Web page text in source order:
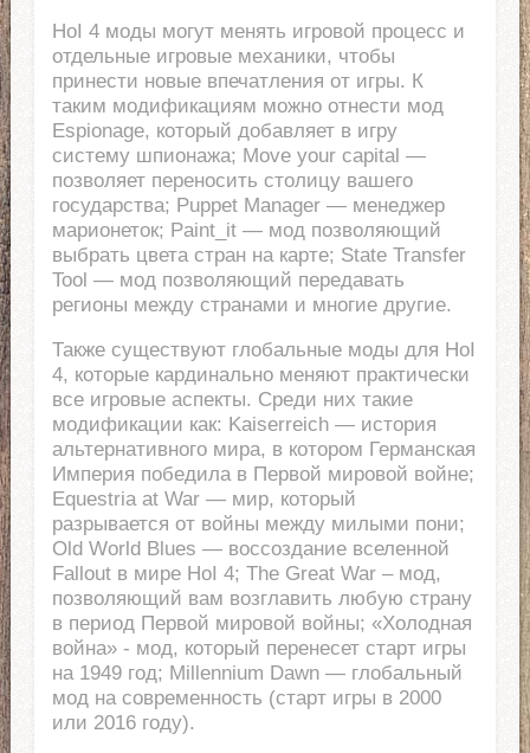
HoI 4 моды могут менять игровой процесс и
отдельные игровые механики, чтобы
принести новые впечатления от игры. К
таким модификациям можно отнести мод
Espionage, который добавляет в игру
систему шпионажа; Move your capital —
позволяет переносить столицу вашего
государства; Puppet Manager — менеджер
марионеток; Paint_it — мод позволяющий
выбрать цвета стран на карте; State Transfer
Tool — мод позволяющий передавать
регионы между странами и многие другие.
Также существуют глобальные моды для HoI
4, которые кардинально меняют практически
все игровые аспекты. Среди них такие
модификации как: Kaiserreich — история
альтернативного мира, в котором Германская
Империя победила в Первой мировой войне;
Equestria at War — мир, который
разрывается от войны между милыми пони;
Old World Blues — воссоздание вселенной
Fallout в мире HoI 4; The Great War – мод,
позволяющий вам возглавить любую страну
в период Первой мировой войны; «Холодная
война» - мод, который перенесет старт игры
на 1949 год; Millennium Dawn — глобальный
мод на современность (старт игры в 2000
или 2016 году).